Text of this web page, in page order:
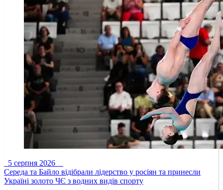
5 серпня 2026
Середа та Байло відібрали лідерство у росіян та принесли
Україні золото ЧЄ з водних видів спорту